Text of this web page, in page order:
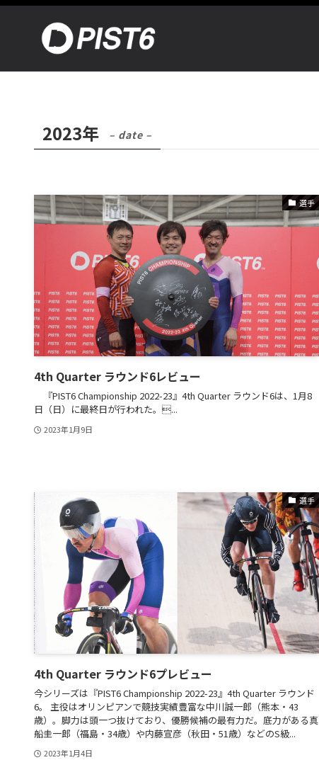
2023年 – date –
選手
4th Quarter ラウンド6レビュー
『PIST6 Championship 2022-23』4th Quarter ラウンド6は、1月8
日（日）に最終日が行われた。...
2023年1月9日
選手
4th Quarter ラウンド6プレビュー
今シリーズは『PIST6 Championship 2022-23』4th Quarter ラウンド
6。 主役はオリンピアンで競技実績豊富な中川誠一郎（熊本・43
歳）。脚力は頭一つ抜けており、優勝候補の最有力だ。底力がある真
船圭一郎（福島・34歳）や内藤宣彦（秋田・51歳）などのS級...
2023年1月4日